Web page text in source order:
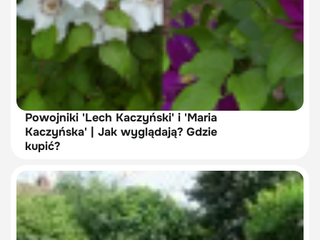
Powojniki 'Lech Kaczyński' i 'Maria
Kaczyńska' | Jak wyglądają? Gdzie
kupić?